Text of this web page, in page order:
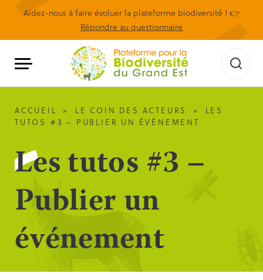
Aidez-nous à faire évoluer la plateforme biodiversité ! 👉
Répondre au questionnaire
ACCUEIL » LE COIN DES ACTEURS »
LES
TUTOS #3 – PUBLIER UN ÉVÉNEMENT
Les tutos #3 –
Publier un
événement